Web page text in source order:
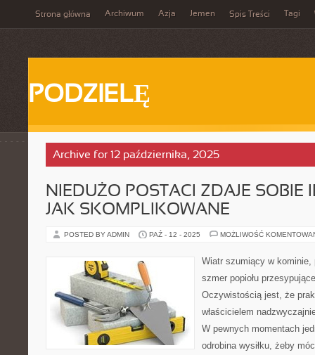
Strona główna Archiwum Azja Jemen Spis Treści Tagi
PODZIELĘ
Archive for 12 października, 2025
NIEDUŻO POSTACI ZDAJE SOBIE
JAK SKOMPLIKOWANE
POSTED BY ADMIN PAŹ - 12 - 2025 MOŻLIWOŚĆ
Wiatr szumiący w kominie,
szmer popiołu
Oczywistością jest, że
właścicielem
W pewnych momentach
odrobina wysiłku, żeby